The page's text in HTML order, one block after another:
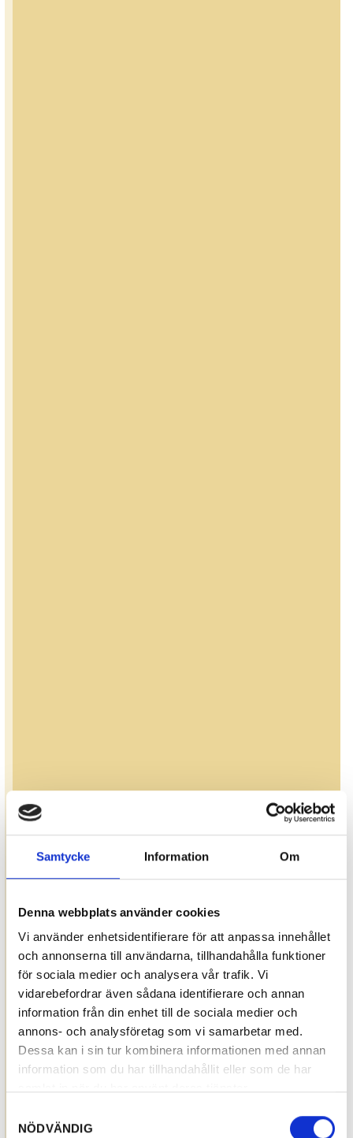
Samtycke Information Om
Denna webbplats använder cookies
Vi använder enhetsidentifierare för att anpassa innehållet
och annonserna till användarna, tillhandahålla funktioner
för sociala medier och analysera vår trafik. Vi
vidarebefordrar även sådana identifierare och annan
information från din enhet till de sociala medier och
annons- och analysföretag som vi samarbetar med.
Dessa kan i sin tur kombinera informationen med annan
information som du har tillhandahållit eller som de har
NÖDVÄNDIG